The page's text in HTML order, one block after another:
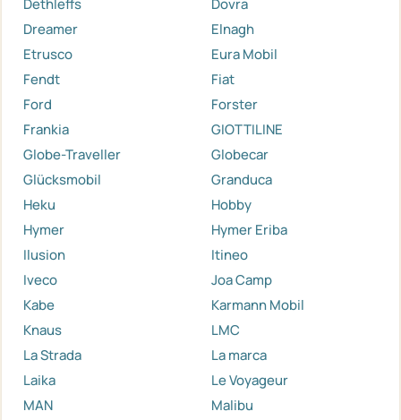
Dethleffs
Dovra
Dreamer
Elnagh
Etrusco
Eura Mobil
Fendt
Fiat
Ford
Forster
Frankia
GIOTTILINE
Globe-Traveller
Globecar
Glücksmobil
Granduca
Heku
Hobby
Hymer
Hymer Eriba
Ilusion
Itineo
Iveco
Joa Camp
Kabe
Karmann Mobil
Knaus
LMC
La Strada
La marca
Laika
Le Voyageur
MAN
Malibu